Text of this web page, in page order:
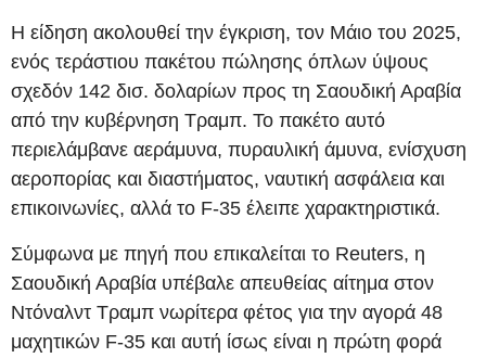
Η είδηση ακολουθεί την έγκριση, τον Μάιο του 2025,
ενός τεράστιου πακέτου πώλησης όπλων ύψους
σχεδόν 142 δισ. δολαρίων προς τη Σαουδική Αραβία
από την κυβέρνηση Τραμπ. Το πακέτο αυτό
περιελάμβανε αεράμυνα, πυραυλική άμυνα, ενίσχυση
αεροπορίας και διαστήματος, ναυτική ασφάλεια και
επικοινωνίες, αλλά το F-35 έλειπε χαρακτηριστικά.
Σύμφωνα με πηγή που επικαλείται το Reuters, η
Σαουδική Αραβία υπέβαλε απευθείας αίτημα στον
Ντόναλντ Τραμπ νωρίτερα φέτος για την αγορά 48
μαχητικών F-35 και αυτή ίσως είναι η πρώτη φορά